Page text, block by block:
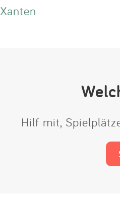
Xanten
Hilf mit,